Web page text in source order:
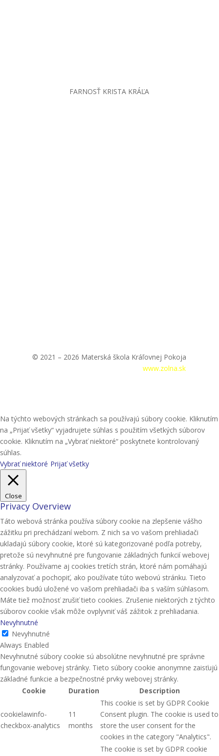
FARNOSŤ KRISTA KRÁĽA
© 2021 – 2026 Materská škola Kráľovnej Pokoja
www.zolna.sk
Na týchto webových stránkach sa používajú súbory cookie. Kliknutím
na „Prijať všetky“ vyjadrujete súhlas s použitím všetkých súborov
cookie. Kliknutím na „Vybrať niektoré“ poskytnete kontrolovaný
súhlas.
Vybrať niektoré Prijať všetky
Close
Privacy Overview
Táto webová stránka používa súbory cookie na zlepšenie vášho
zážitku pri prechádzaní webom. Z nich sa vo vašom prehliadači
ukladajú súbory cookie, ktoré sú kategorizované podľa potreby,
pretože sú nevyhnutné pre fungovanie základných funkcií webovej
stránky. Používame aj cookies tretích strán, ktoré nám pomáhajú
analyzovať a pochopiť, ako používate túto webovú stránku. Tieto
cookies budú uložené vo vašom prehliadači iba s vaším súhlasom.
Máte tiež možnosť zrušiť tieto cookies. Zrušenie niektorých z týchto
súborov cookie však môže ovplyvniť váš zážitok z prehliadania.
Nevyhnutné
Nevyhnutné
Always Enabled
Nevyhnutné súbory cookie sú absolútne nevyhnutné pre správne
fungovanie webovej stránky. Tieto súbory cookie anonymne zaisťujú
základné funkcie a bezpečnostné prvky webovej stránky.
Cookie
Duration Description
cookielawinfo-
checkbox-analytics
11
months
This cookie is set by GDPR Cookie
Consent plugin. The cookie is used to
store the user consent for the
cookies in the category "Analytics".
The cookie is set by GDPR cookie